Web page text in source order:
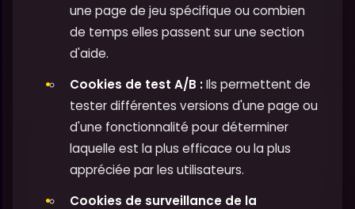
une page de jeu spécifique ou combien
de temps elles passent sur une section
d'aide.
Cookies de test A/B :Ils permettent de
tester différentes versions d'une page ou
d'une fonctionnalité pour déterminer
laquelle est la plus efficace ou la plus
appréciée par les utilisateurs.
Cookies de surveillance de la